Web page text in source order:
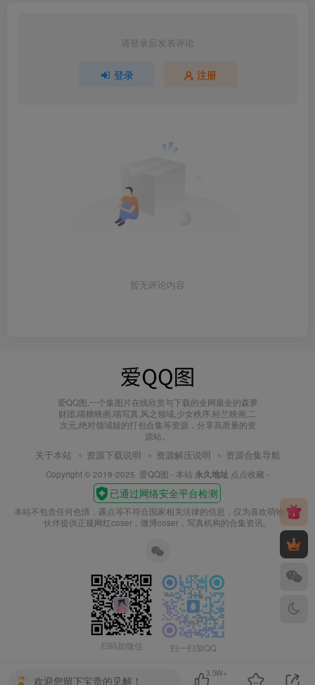
请登录后发表评论
登录 注册
暂无评论内容
爱QQ图,一个集图片在线欣赏与下载的全网最全的森萝
财团,喵糖映画,喵写真,风之领域,少女秩序,轻兰映画,二
次元,绝对领域姐的打包合集等资源，分享高质量的资
源站。
关于本站 资源下载说明 资源解压说明 资源合集导航
Copyright © 2019-2025 爱QQ图 - 本站 永久地址 点点收藏 -
本站不包含任何色情，露点等不符合国家相关法律的信息，仅为喜欢萌物的小
伙伴提供正规网红coser，微博coser，写真机构的合集资讯。
扫码加微信 扫一扫加QQ
欢迎您留下宝贵的见解！
3.5W+